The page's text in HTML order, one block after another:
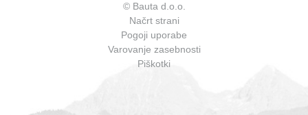
© Bauta d.o.o.
Načrt strani
Pogoji uporabe
Varovanje zasebnosti
Piškotki